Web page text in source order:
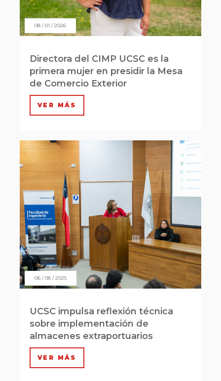
08 / 01 / 2026
Directora del CIMP UCSC es la
primera mujer en presidir la Mesa
de Comercio Exterior
VER MÁS
06 / 08 / 2025
UCSC impulsa reflexión técnica
sobre implementación de
almacenes extraportuarios
VER MÁS